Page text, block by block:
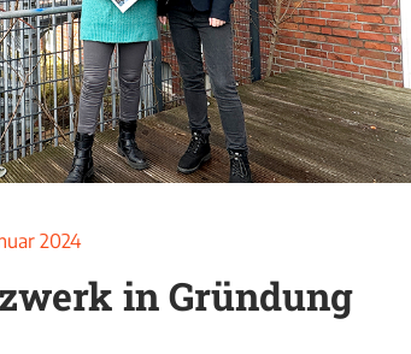
2024
in Gründung